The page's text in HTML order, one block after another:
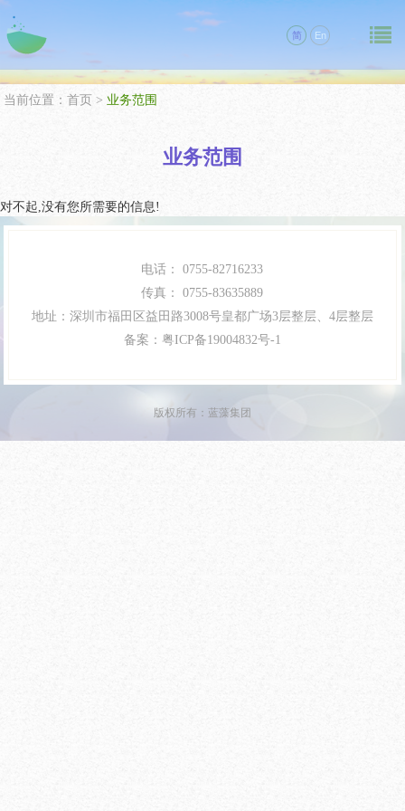
简 En
当前位置：首页> 业务范围
业务范围
对不起,没有您所需要的信息!
电话：0755-82716233
传真：0755-83635889
地址：深圳市福田区益田路3008号皇都广场3层整层、4层整层
备案： 粤ICP备19004832号-1
版权所有：蓝藻集团